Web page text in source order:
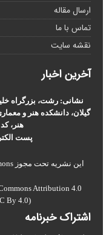
ارسال مقاله
تماس با ما
نقشه سایت
آخرین اخبار
گیلان، دانشکده هنر و
هنر، کد
پست
Attribution 4.0
By 4.0)
اشتراک خبرنامه